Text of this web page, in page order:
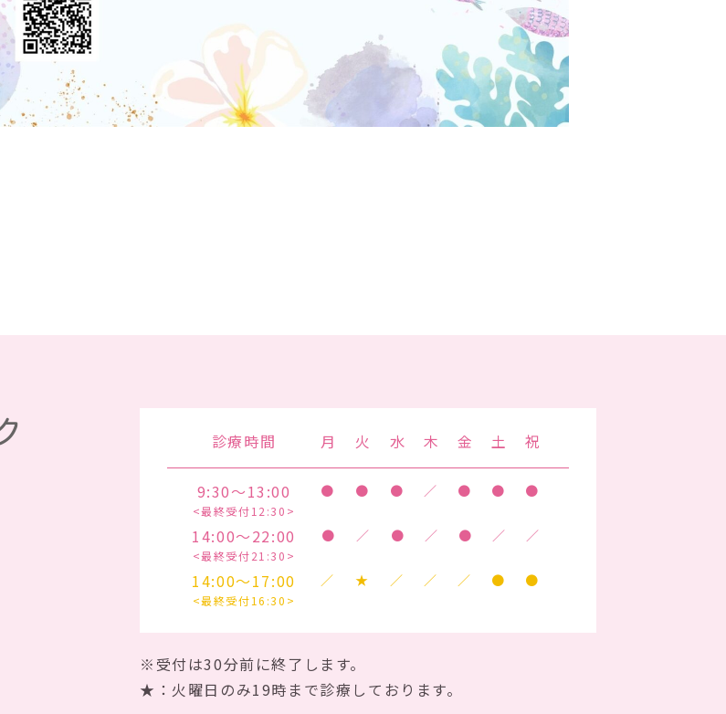
診療時間 月 火 水 木 金 土 祝
9:30～13:00
<最終受付12:30>
● ● ● ／ ● ● ●
14:00～22:00
<最終受付21:30>
● ／ ● ／ ● ／ ／
14:00～17:00
<最終受付16:30>
／ ★ ／ ／ ／ ● ●
※受付は30分前に終了します。
★：火曜日のみ19時まで診療しております。